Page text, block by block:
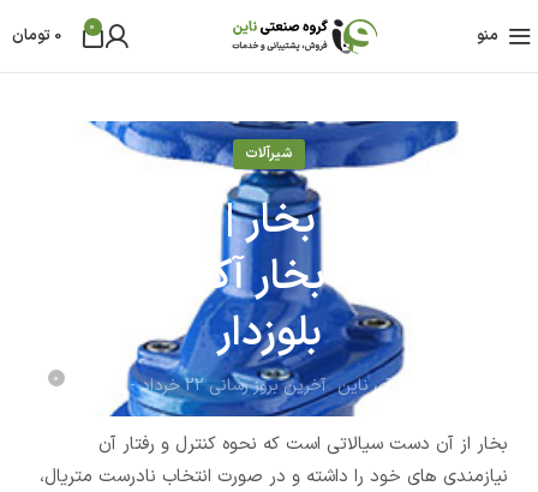
منو 0
0 تومان
شیرآلات
شیر سوزنی بخار | قیمت انواع
شیر فلکه بخار آکاردئونی یا
بلوزدار
مدیر محتوای آی ناین آخرین بروز رسانی 22 خرداد - 1403 0
بخار از آن دست سیالاتی است که نحوه کنترل و رفتار آن
نیازمندی های خود را داشته و در صورت انتخاب نادرست متریال،